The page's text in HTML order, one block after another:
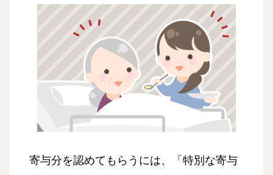
寄与分を認めてもらうには、「特別な寄与